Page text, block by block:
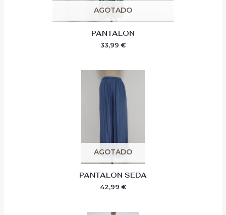
AGOTADO
PANTALON
33,99 €
AGOTADO
PANTALON SEDA
42,99 €